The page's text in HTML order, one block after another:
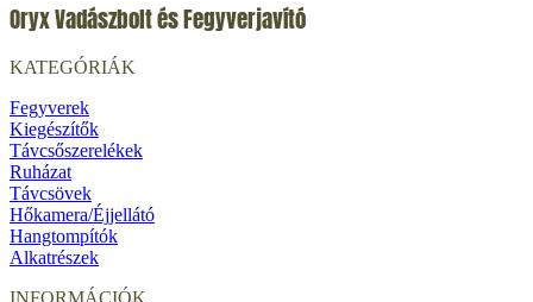
Oryx Vadászbolt és Fegyverjavító
KATEGÓRIÁK
Fegyverek
Kiegészítők
Távcsőszerelékek
Ruházat
Távcsövek
Hőkamera/Éjjellátó
Hangtompítók
Alkatrészek